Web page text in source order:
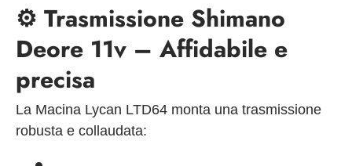
⚙️ Trasmissione Shimano
Deore 11v – Affidabile e
precisa
La Macina Lycan LTD64 monta una trasmissione
robusta e collaudata: